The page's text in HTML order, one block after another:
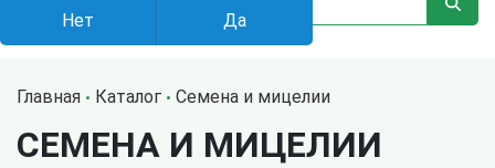
Главная Каталог Семена и мицелии
СЕМЕНА И МИЦЕЛИИ
Нет Да